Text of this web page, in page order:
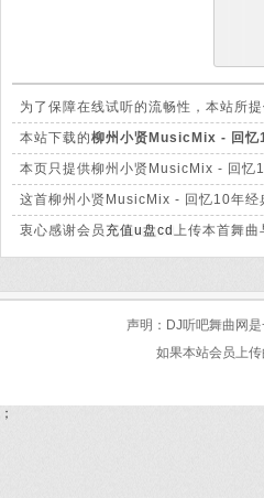
为了保障在线试听的流畅性，本站所
mp3文件有很大的差别。
本站下载的柳州小贤MusicMix - 回
保证清脆高清晰。
本页只提供柳州小贤MusicMix - 回忆
这首柳州小贤MusicMix - 回忆10年经
衷心感谢会员 充值u盘cd 上传本首舞
声明：DJ听吧舞曲网是
如果本站会员上
；